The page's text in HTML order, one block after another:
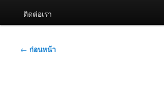
ติดต่อเรา
เมนู
← ก่อนหน้า